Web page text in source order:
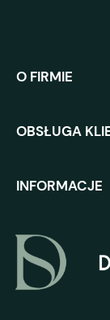
O FIRMIE
OBSŁUGA
INFORMACJE